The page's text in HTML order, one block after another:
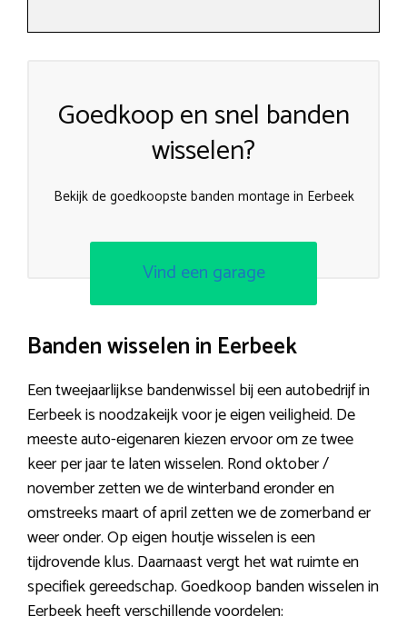
Goedkoop en snel banden
wisselen?
Bekijk de goedkoopste banden montage in Eerbeek
Vind een garage
Banden wisselen in Eerbeek
Een tweejaarlijkse bandenwissel bij een autobedrijf in
Eerbeek is noodzakeijk voor je eigen veiligheid. De
meeste auto-eigenaren kiezen ervoor om ze twee
keer per jaar te laten wisselen. Rond oktober /
november zetten we de winterband eronder en
omstreeks maart of april zetten we de zomerband er
weer onder. Op eigen houtje wisselen is een
tijdrovende klus. Daarnaast vergt het wat ruimte en
specifiek gereedschap. Goedkoop banden wisselen in
Eerbeek heeft verschillende voordelen: